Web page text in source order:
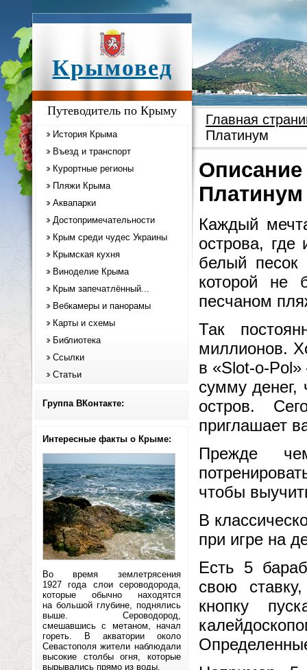
Крымовед
Путеводитель по Крыму
История Крыма
Въезд и транспорт
Курортные регионы
Пляжи Крыма
Аквапарки
Достопримечательности
Крым среди чудес Украины
Крымская кухня
Виноделие Крыма
Крым запечатлённый...
Вебкамеры и панорамы
Карты и схемы
Библиотека
Ссылки
Статьи
Группа ВКонтакте:
Интересные факты о Крыме:
Во время землетрясения
1927 года слои сероводорода,
которые обычно находятся
на большой глубине, поднялись
выше. Сероводород,
смешавшись с метаном, начал
гореть. В акватории около
Севастополя жители наблюдали
высокие столбы огня, которые
вырывались прямо из воды.
Главная
Платинум
Описание
Платинум
Каждый
острова,
белый
которой не
песчаном
Так
миллионов.
в «Slot-o-Pol»
сумму денег,
остров.
приглашает
Прежде
чтобы
В
при игре на
Есть 5
свою
кнопку